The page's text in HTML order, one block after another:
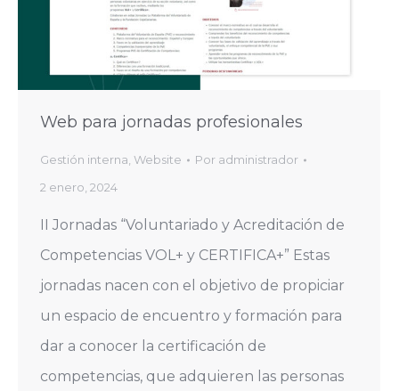
Web para jornadas profesionales
Gestión interna Website Por administrador
2 enero, 2024
II Jornadas “Voluntariado y Acreditación de
Competencias VOL+ y CERTIFICA+” Estas
jornadas nacen con el objetivo de propiciar
un espacio de encuentro y formación para
dar a conocer la certificación de
competencias, que adquieren las personas